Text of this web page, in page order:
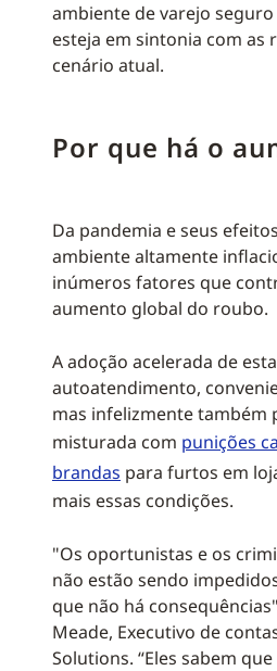
ambiente de varejo
esteja em sintonia com as
cenário atual.
Por que há o
Da pandemia e seus
ambiente altamente
inúmeros fatores que
aumento global do roubo.
A adoção acelerada de
autoatendimento,
mas infelizmente também
misturada com punições
brandas para furtos em
mais essas condições.
"Os oportunistas e os
não estão sendo
que não há
Meade, Executivo de
Solutions. “Eles sabem